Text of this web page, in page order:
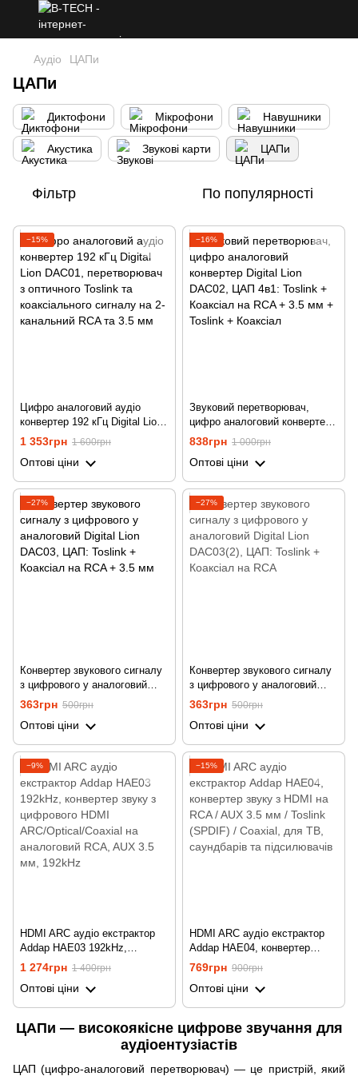
Аудіо ЦАПи
ЦАПи
Диктофони Мікрофони Навушники
Акустика Звукові карти ЦАПи
Фільтр По популярності
−15%
Цифро аналоговий аудіо
конвертер 192 кГц Digital Lion
DAC01, перетворювач з
оптичного Toslink та
коаксіального сигналу на 2-
канальний RCA та 3.5 мм
1 353грн 1 600грн
Оптові ціни
−16%
Звуковий перетворювач,
цифро аналоговий конвертер
Digital Lion DAC02, ЦАП 4в1:
Toslink + Коаксіал на RCA +
3.5 мм + Toslink + Коаксіал
838грн 1 000грн
Оптові ціни
−27%
Конвертер звукового сигналу
з цифрового у аналоговий
Digital Lion​​​​ DAC03, ЦАП:
Toslink + Коаксіал на RCA +
3.5 мм
363грн 500грн
Оптові ціни
−27%
Конвертер звукового сигналу
з цифрового у аналоговий
Digital Lion​​​​ DAC03(2), ЦАП:
Toslink + Коаксіал на RCA
363грн 500грн
Оптові ціни
−9%
HDMI ARC аудіо екстрактор
Addap HAE03 192kHz,
конвертер звуку з цифрового
HDMI ARC/Optical/Coaxial на
аналоговий RCA, AUX 3.5 мм,
192kHz
1 274грн 1 400грн
Оптові ціни
−15%
HDMI ARC аудіо екстрактор
Addap HAE04, конвертер
звуку з HDMI на RCA / AUX
3.5 мм / Toslink (SPDIF) /
Coaxial, для ТВ, саундбарів
та підсилювачів
769грн 900грн
Оптові ціни
ЦАПи — високоякісне цифрове звучання для
аудіоентузіастів
ЦАП (цифро-аналоговий перетворювач) — це пристрій, який